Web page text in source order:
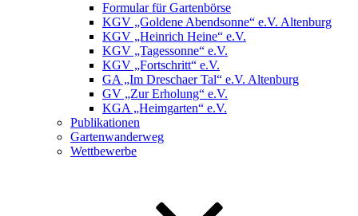
Formular für Gartenbörse
KGV „Goldene Abendsonne“ e.V. Altenburg
KGV „Heinrich Heine“ e.V.
KGV „Tagessonne“ e.V.
KGV „Fortschritt“ e.V.
GA „Im Dreschaer Tal“ e.V. Altenburg
GV „Zur Erholung“ e.V.
KGA „Heimgarten“ e.V.
Publikationen
Gartenwanderweg
Wettbewerbe